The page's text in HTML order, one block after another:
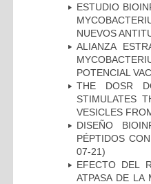
ESTUDIO
NUEVOS
ALIANZA
POTENCIAL
THE DOSR
STIMULATES
VESICLES
DISEÑO
PÉPTIDOS
07-21)
EFECTO DEL
ATPASA DE LA